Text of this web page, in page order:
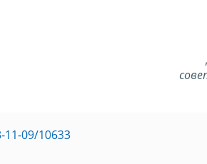
09/10633